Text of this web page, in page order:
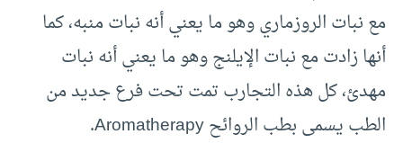
مع نبات الروزماري وهو ما يعني أنه نبات منبه، كما
أنها زادت مع نبات الإيلنج وهو ما يعني أنه نبات
مهدئ، كل هذه التجارب تمت تحت فرع جديد من
الطب يسمى بطب الروائح Aromatherapy.